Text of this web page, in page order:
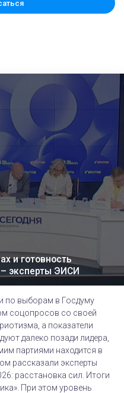
и готовность
– эксперты ЭИСИ
по выборам в Госдуму
соцопросов со своей
а показатели
далеко позади лидера,
партиями находится в
рассказали эксперты
расстановка сил. Итоги
При этом уровень